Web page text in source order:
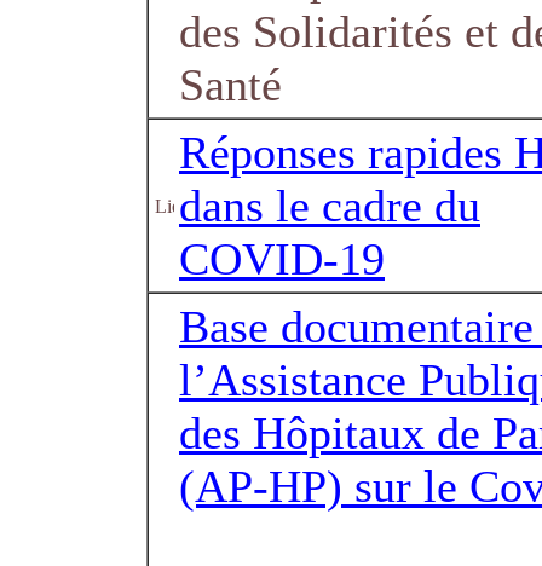
des Solidarités et
Santé
Réponses rapides
dans le cadre du
COVID-19
Base
l’Assistance
des Hôpitaux de
(AP-HP) sur le